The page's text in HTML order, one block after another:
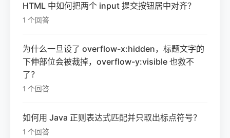
HTML 中如何把两个 input 提交按钮居中对齐？
1 个回答
为什么一旦设了 overflow-x:hidden，标题文字的
下伸部位会被裁掉，overflow-y:visible 也救不
了？
1 个回答
如何用 Java 正则表达式匹配并只取出标点符号？
1 个回答